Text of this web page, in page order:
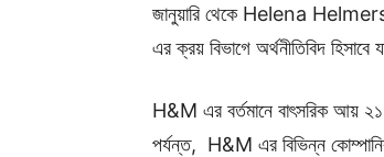
জানুয়ারি থেকে Helena
এর ক্রয় বিভাগে অর্থনীতিবিদ
H&M এর বর্তমানে বাৎসরিক আয়
পর্যন্ত, H&M এর বিভিন্ন